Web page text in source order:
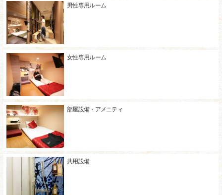
男性専用ルーム
女性専用ルーム
部屋設備・アメニティ
共用設備